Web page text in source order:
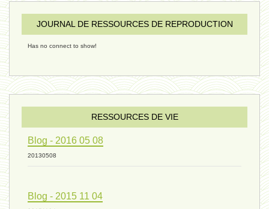
humain 08 - 16 décembre 2024
sexualité 06 - 9 octobre 2024
ressources de vie 04 - 26
mode de production industriel 01 -
JOURNAL DE RESSOURCES DE REPRODUCTION
Has no connect to show!
RESSOURCES DE VIE
Blog - 2016 05 08
20130508
Blog - 2015 11 04